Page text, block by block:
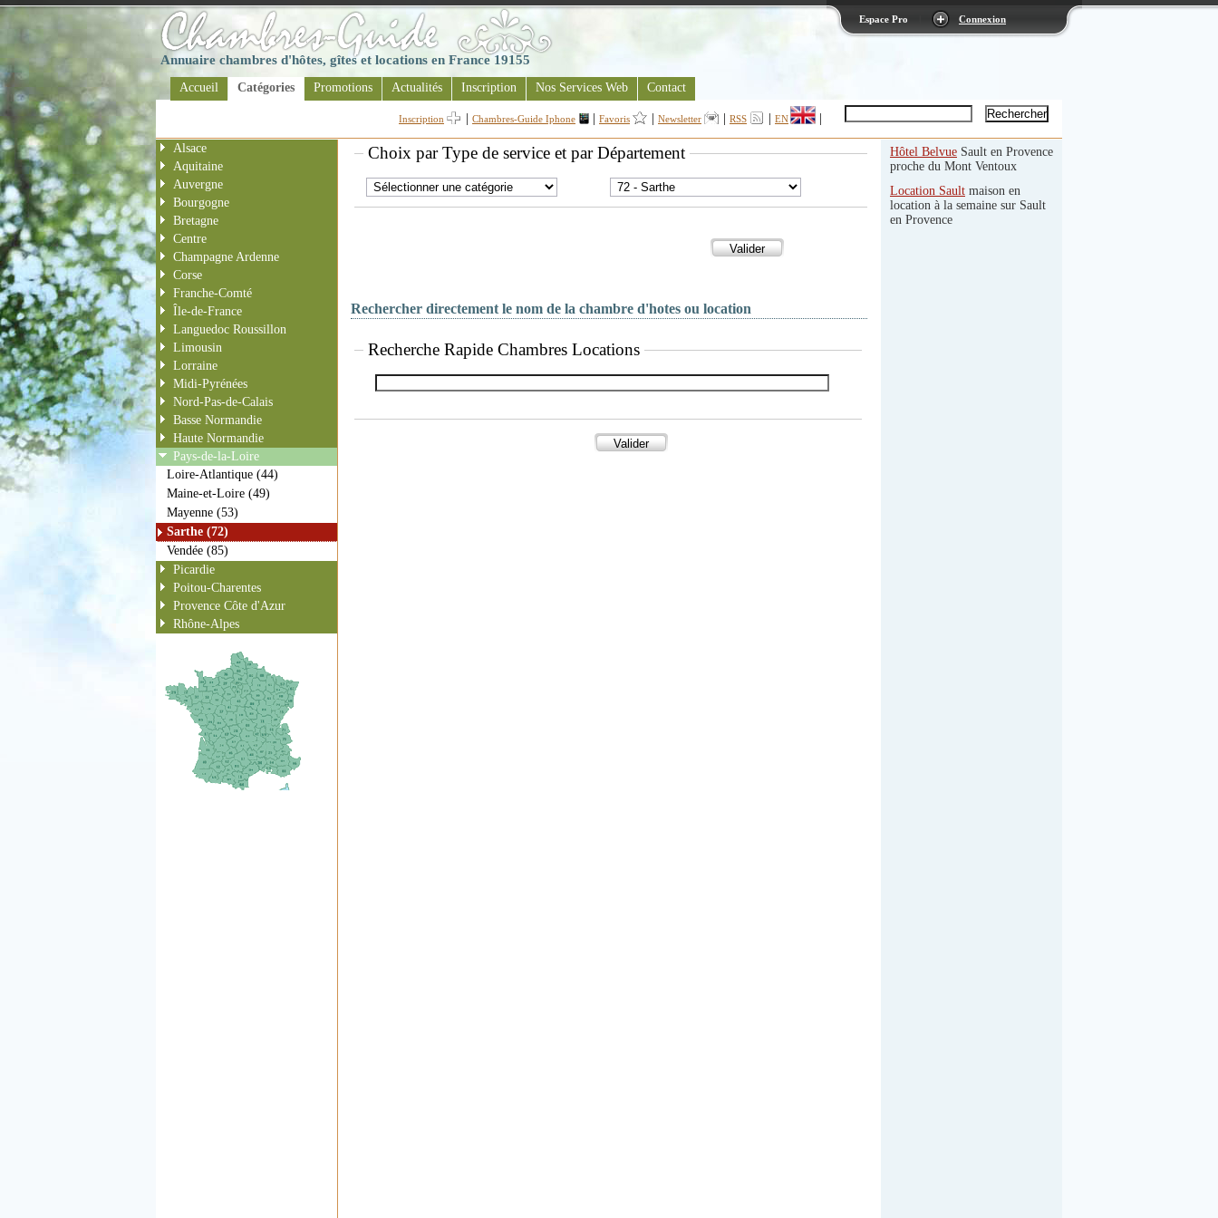
Espace Pro Connexion
Annuaire chambres d'hôtes, gîtes et locations en France 19155
Accueil Catégories Promotions Actualités Inscription Nos Services Web Contact
Inscription Chambres-Guide Iphone Favoris Newsletter RSS EN
Choix par Type de service et par Département
Rechercher directement le nom de la chambre d'hotes ou location
Recherche Rapide Chambres Locations
Alsace
Aquitaine
Auvergne
Bourgogne
Bretagne
Centre
Champagne Ardenne
Corse
Franche-Comté
Île-de-France
Languedoc Roussillon
Limousin
Lorraine
Midi-Pyrénées
Nord-Pas-de-Calais
Basse Normandie
Haute Normandie
Pays-de-la-Loire
Loire-Atlantique (44)
Maine-et-Loire (49)
Mayenne (53)
Sarthe (72)
Vendée (85)
Picardie
Poitou-Charentes
Provence Côte d'Azur
Rhône-Alpes
Hôtel Belvue Sault en Provence
proche du Mont Ventoux
Location Sault maison en
location à la semaine sur Sault
en Provence